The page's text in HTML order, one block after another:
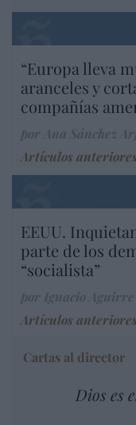
“Europa lleva
aranceles y
compañías
Artículos
EEUU.
parte de los
“socialista”
Artículos
Cartas al director
Dios es